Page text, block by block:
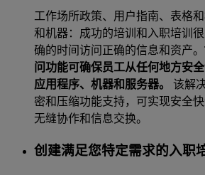
工作场所政策、用户指南、表格
和机器：成功的培训和入职培训
确的时间访问正确的信息和资产。
问功能可确保员工从任何地方安全
应用程序、机器和服务器。 该解
密和压缩功能支持，可实现安全
无缝协作和信息交换。
创建满足您特定需求的入职